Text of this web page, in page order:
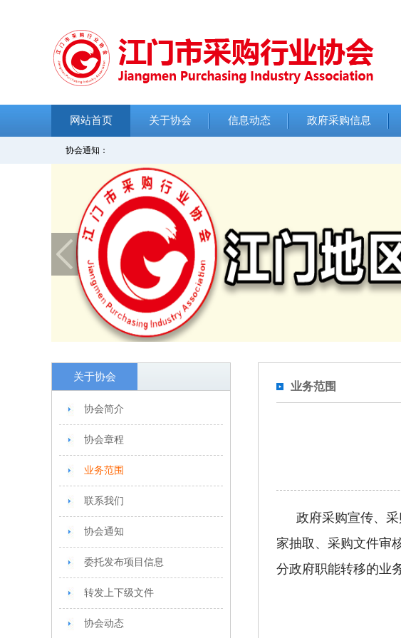
网站首页 关于协会 信息动态 政府采购信息
协会通知：
关于协会
协会简介
协会章程
业务范围
联系我们
协会通知
委托发布项目信息
转发上下级文件
协会动态
业务范围
政府采购宣传、
家抽取、采购文件审
分政府职能转移的业